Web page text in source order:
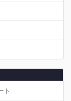
ト